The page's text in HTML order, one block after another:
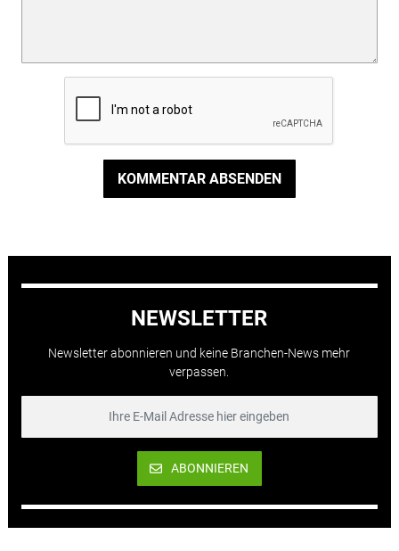
KOMMENTAR ABSENDEN
NEWSLETTER
Newsletter abonnieren und keine Branchen-News mehr
verpassen.
ABONNIEREN